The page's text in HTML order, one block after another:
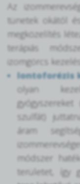
Az
tünetek okától
megközelítés
terápiás
izomgörcs
Iontoforézis
olyan
gyógyszereket
szulfát)
áram
módszer
területet, így